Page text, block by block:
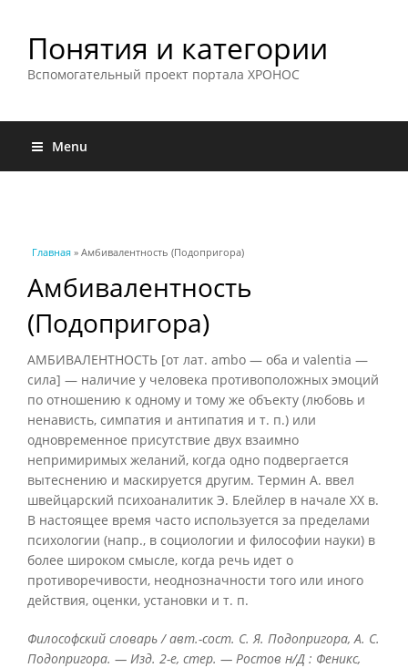
Понятия и категории
Вспомогательный проект портала ХРОНОС
Menu
Вы здесь
Главная » Амбивалентность (Подопригора)
Амбивалентность
(Подопригора)
АМБИВАЛЕНТНОСТЬ [от лат. ambo — оба и valentia —
сила] — наличие у человека противоположных эмоций
по отношению к одному и тому же объекту (любовь и
ненависть, симпатия и антипатия и т. п.) или
одновременное присутствие двух взаимно
непримиримых желаний, когда одно подвергается
вытеснению и маскируется другим. Термин А. ввел
швейцарский психоаналитик Э. Блейлер в начале XX в.
В настоящее время часто используется за пределами
психологии (напр., в социологии и философии науки) в
более широком смысле, когда речь идет о
противоречивости, неоднозначности того или иного
действия, оценки, установки и т. п.
Философский словарь / авт.-сост. С. Я. Подопригора, А. С.
Подопригора. — Изд. 2-е, стер. — Ростов н/Д : Феникс,